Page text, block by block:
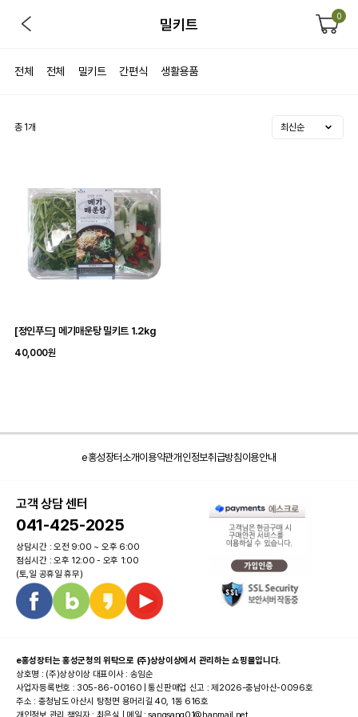
밀키트 0
전체 전체 밀키트 간편식 생활용품
총 1개
[정인푸드] 메기매운탕 밀키트 1.2kg
40,000원
e홍성장터소개이용약관개인정보취급방침이용안내
고객 상담 센터
041-425-2025
상담시간 : 오전 9:00 ~ 오후 6:00
점심시간 : 오후 12:00 - 오후 1:00
(토,일 공휴일 휴무)
e홍성장터는 홍성군청의 위탁으로 (주)상상이상에서 관리하는 쇼핑몰입니다.
상호명 : (주)상상이상 대표이사 : 송임순
사업자등록번호 : 305-86-00160 | 통신판매업 신고 : 제2026-충남아산-0096호
주소 : 충청남도 아산시 탕정면 용머리길 40, 1동 616호